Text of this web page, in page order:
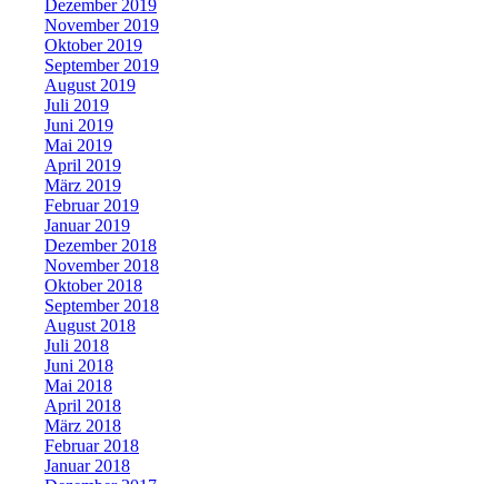
Dezember 2019
November 2019
Oktober 2019
September 2019
August 2019
Juli 2019
Juni 2019
Mai 2019
April 2019
März 2019
Februar 2019
Januar 2019
Dezember 2018
November 2018
Oktober 2018
September 2018
August 2018
Juli 2018
Juni 2018
Mai 2018
April 2018
März 2018
Februar 2018
Januar 2018